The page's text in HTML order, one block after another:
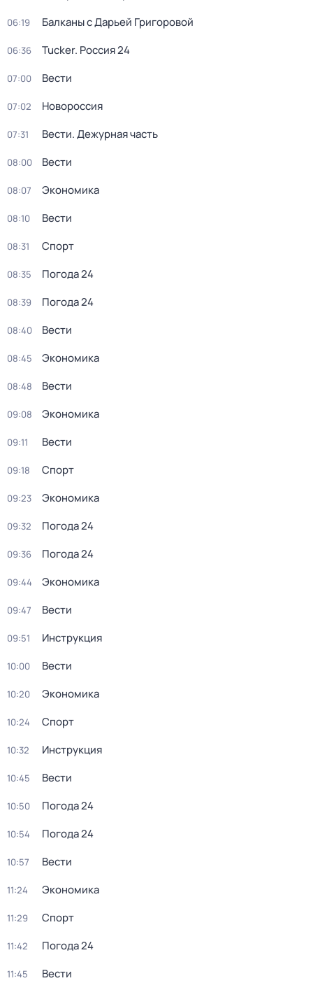
06:19 Балканы с Дарьей Григоровой
06:36 Tucker. Россия 24
07:00 Вести
07:02 Новороссия
07:31 Вести. Дежурная часть
08:00 Вести
08:07 Экономика
08:10 Вести
08:31 Спорт
08:35 Погода 24
08:39 Погода 24
08:40 Вести
08:45 Экономика
08:48 Вести
09:08 Экономика
09:11 Вести
09:18 Спорт
09:23 Экономика
09:32 Погода 24
09:36 Погода 24
09:44 Экономика
09:47 Вести
09:51 Инструкция
10:00 Вести
10:20 Экономика
10:24 Спорт
10:32 Инструкция
10:45 Вести
10:50 Погода 24
10:54 Погода 24
10:57 Вести
11:24 Экономика
11:29 Спорт
11:42 Погода 24
11:45 Вести